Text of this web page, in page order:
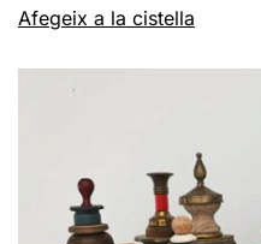
Afegeix a la cistella